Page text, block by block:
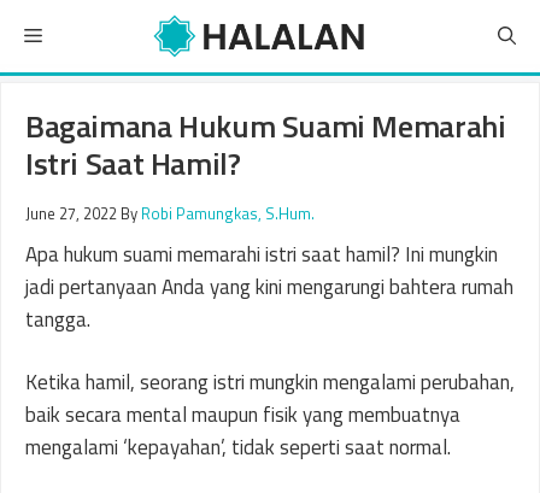
content
Menu
Bagaimana Hukum Suami Memarahi
Istri Saat Hamil?
June 27, 2022 By Robi Pamungkas, S.Hum.
Apa hukum suami memarahi istri saat hamil? Ini mungkin
jadi pertanyaan Anda yang kini mengarungi bahtera rumah
tangga.
Ketika hamil, seorang istri mungkin mengalami perubahan,
baik secara mental maupun fisik yang membuatnya
mengalami ‘kepayahan’, tidak seperti saat normal.